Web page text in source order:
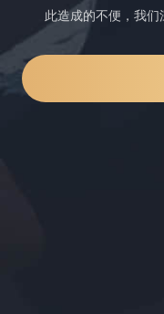
此造成的不便，我们